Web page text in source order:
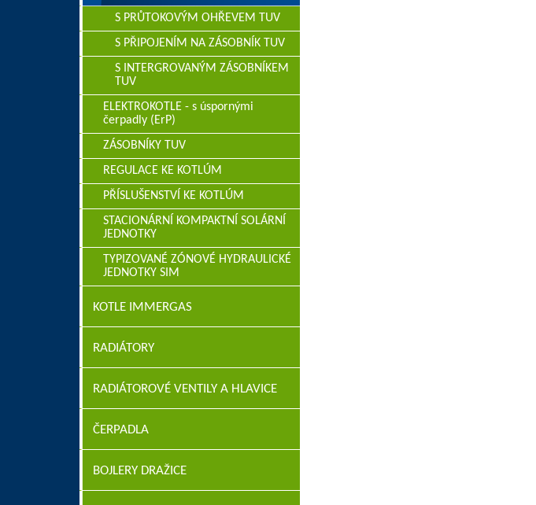
S PRŮTOKOVÝM OHŘEVEM TUV
S PŘIPOJENÍM NA ZÁSOBNÍK TUV
S INTERGROVANÝM ZÁSOBNÍKEM
TUV
ELEKTROKOTLE - s úspornými
čerpadly (ErP)
ZÁSOBNÍKY TUV
REGULACE KE KOTLÚM
PŘÍSLUŠENSTVÍ KE KOTLÚM
STACIONÁRNÍ KOMPAKTNÍ SOLÁRNÍ
JEDNOTKY
TYPIZOVANÉ ZÓNOVÉ HYDRAULICKÉ
JEDNOTKY SIM
KOTLE IMMERGAS
RADIÁTORY
RADIÁTOROVÉ VENTILY A HLAVICE
ČERPADLA
BOJLERY DRAŽICE